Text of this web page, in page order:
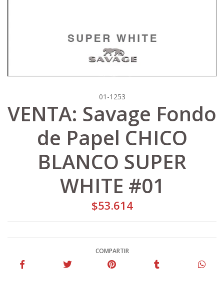
01-1253
VENTA: Savage Fondo
de Papel CHICO
BLANCO SUPER
WHITE #01
$53.614
COMPARTIR